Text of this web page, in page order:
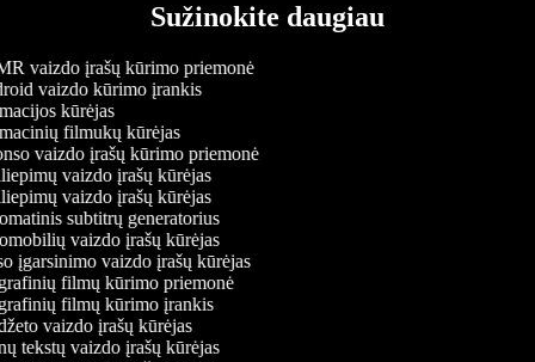
Sužinokite daugiau
vaizdo įrašų kūrimo priemonė
vaizdo kūrimo įrankis
kūrėjas
filmukų kūrėjas
vaizdo įrašų kūrimo priemonė
vaizdo įrašų kūrėjas
vaizdo įrašų kūrėjas
subtitrų generatorius
vaizdo įrašų kūrėjas
įgarsinimo vaizdo įrašų kūrėjas
filmų kūrimo priemonė
filmų kūrimo įrankis
vaizdo įrašų kūrėjas
tekstų vaizdo įrašų kūrėjas